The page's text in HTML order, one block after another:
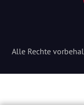
Alle Rechte